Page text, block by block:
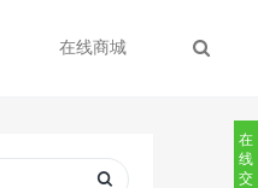
在线商城
在
线
交